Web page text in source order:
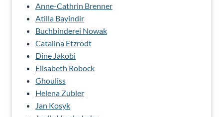
Anne-Cathrin Brenner
Atilla Bayindir
Buchbinderei Nowak
Catalina Etzrodt
Dine Jakobi
Elisabeth Robock
Ghouliss
Helena Zubler
Jan Kosyk